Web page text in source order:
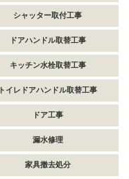
シャッター取付工事
ドアハンドル取替工事
キッチン水栓取替工事
トイレドアハンドル取替工事
ドア工事
漏水修理
家具撤去処分